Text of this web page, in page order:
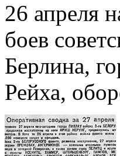
26 апреля
боев
Берлина,
Рейха,